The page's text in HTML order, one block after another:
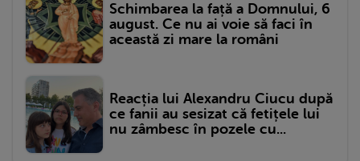
Schimbarea la față a Domnului, 6
august. Ce nu ai voie să faci în
această zi mare la români
Reacția lui Alexandru Ciucu după
ce fanii au sesizat că fetițele lui
nu zâmbesc în pozele cu...